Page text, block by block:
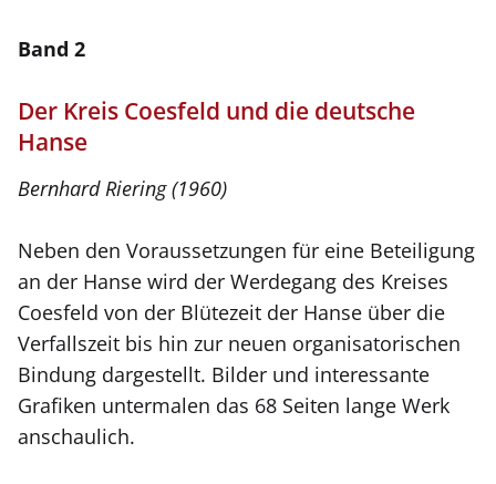
Band 2
Der Kreis Coesfeld und die deutsche
Hanse
Bernhard Riering (1960)
Neben den Voraussetzungen für eine Beteiligung
an der Hanse wird der Werdegang des Kreises
Coesfeld von der Blütezeit der Hanse über die
Verfallszeit bis hin zur neuen organisatorischen
Bindung dargestellt. Bilder und interessante
Grafiken untermalen das 68 Seiten lange Werk
anschaulich.